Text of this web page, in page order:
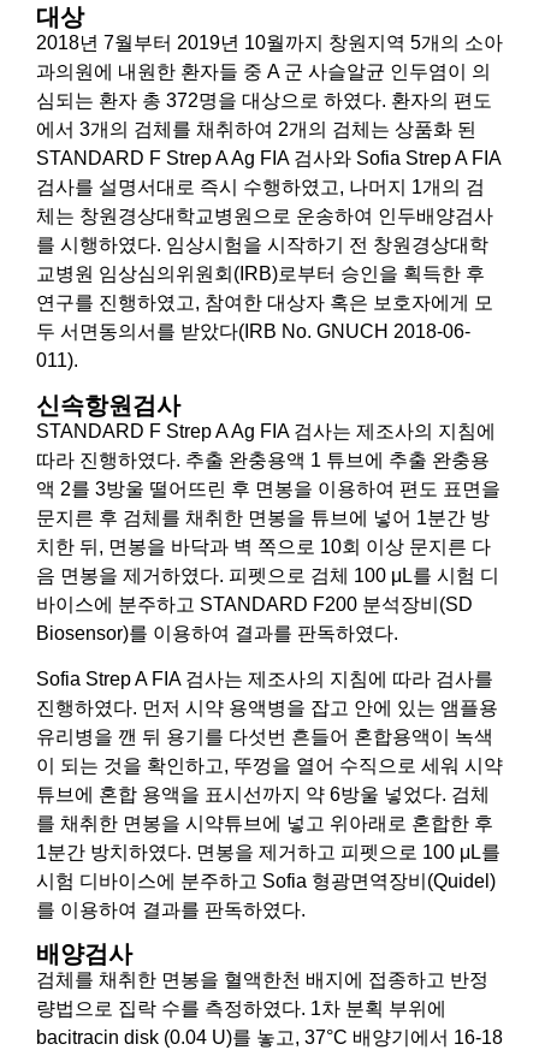
대상
2018년 7월부터 2019년 10월까지 창원지역 5개의 소아
과의원에 내원한 환자들 중 A 군 사슬알균 인두염이 의
심되는 환자 총 372명을 대상으로 하였다. 환자의 편도
에서 3개의 검체를 채취하여 2개의 검체는 상품화 된
STANDARD F Strep A Ag FIA 검사와 Sofia Strep A FIA
검사를 설명서대로 즉시 수행하였고, 나머지 1개의 검
체는 창원경상대학교병원으로 운송하여 인두배양검사
를 시행하였다. 임상시험을 시작하기 전 창원경상대학
교병원 임상심의위원회(IRB)로부터 승인을 획득한 후
연구를 진행하였고, 참여한 대상자 혹은 보호자에게 모
두 서면동의서를 받았다(IRB No. GNUCH 2018-06-
011).
신속항원검사
STANDARD F Strep A Ag FIA 검사는 제조사의 지침에
따라 진행하였다. 추출 완충용액 1 튜브에 추출 완충용
액 2를 3방울 떨어뜨린 후 면봉을 이용하여 편도 표면을
문지른 후 검체를 채취한 면봉을 튜브에 넣어 1분간 방
치한 뒤, 면봉을 바닥과 벽 쪽으로 10회 이상 문지른 다
음 면봉을 제거하였다. 피펫으로 검체 100 μL를 시험 디
바이스에 분주하고 STANDARD F200 분석장비(SD
Biosensor)를 이용하여 결과를 판독하였다.
Sofia Strep A FIA 검사는 제조사의 지침에 따라 검사를
진행하였다. 먼저 시약 용액병을 잡고 안에 있는 앰플용
유리병을 깬 뒤 용기를 다섯번 흔들어 혼합용액이 녹색
이 되는 것을 확인하고, 뚜껑을 열어 수직으로 세워 시약
튜브에 혼합 용액을 표시선까지 약 6방울 넣었다. 검체
를 채취한 면봉을 시약튜브에 넣고 위아래로 혼합한 후
1분간 방치하였다. 면봉을 제거하고 피펫으로 100 μL를
시험 디바이스에 분주하고 Sofia 형광면역장비(Quidel)
를 이용하여 결과를 판독하였다.
배양검사
검체를 채취한 면봉을 혈액한천 배지에 접종하고 반정
량법으로 집락 수를 측정하였다. 1차 분획 부위에
bacitracin disk (0.04 U)를 놓고, 37°C 배양기에서 16-18